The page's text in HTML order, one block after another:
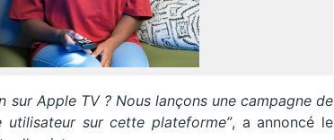
Apple TV ? Nous lançons une campagne de
utilisateur sur cette plateforme”, a annoncé le